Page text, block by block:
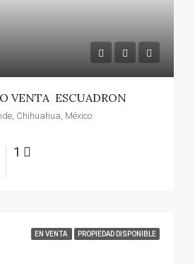
VENTA ESCUADRON
Chihuahua, México
1
EN VENTA PROPIEDAD DISPONIBLE